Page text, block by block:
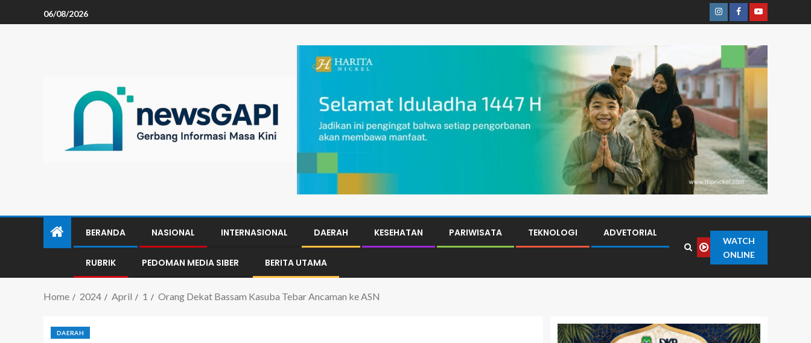
06/08/2026
BERANDA NASIONAL INTERNASIONAL DAERAH KESEHATAN PARIWISATA TEKNOLOGI ADVETORIAL
RUBRIK PEDOMAN MEDIA SIBER BERITA UTAMA
WATCH
ONLINE
Home 2024 April 1 Orang Dekat Bassam Kasuba Tebar Ancaman ke ASN
DAERAH